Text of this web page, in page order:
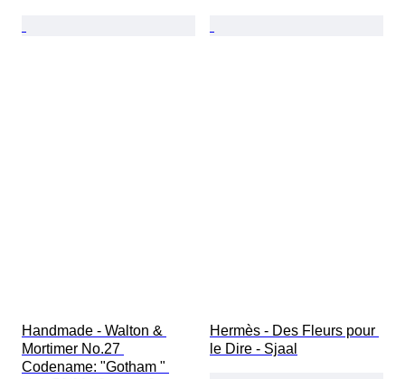
Handmade - Walton &
Mortimer No.27
Codename: "Gotham "
Hermès - Des Fleurs pour
le Dire - Sjaal